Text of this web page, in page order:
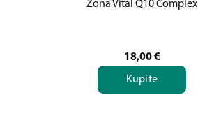
Zona Vital Q10 Complex
18,00 €
Kupite